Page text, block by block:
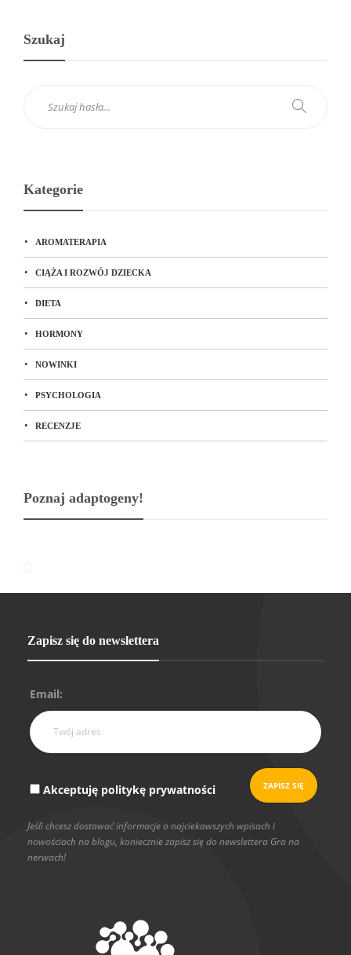
Szukaj
Kategorie
AROMATERAPIA
CIĄŻA I ROZWÓJ DZIECKA
DIETA
HORMONY
NOWINKI
PSYCHOLOGIA
RECENZJE
Poznaj adaptogeny!
Zapisz się do newslettera
Email:
Akceptuję politykę prywatności
Jeśli chcesz dostawać informacje o najciekawszych wpisach i
nowościach na blogu, koniecznie zapisz się do newslettera Gra na
nerwach!